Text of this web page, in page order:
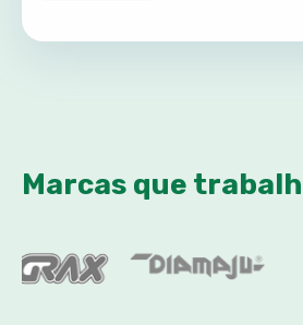
Marcas que